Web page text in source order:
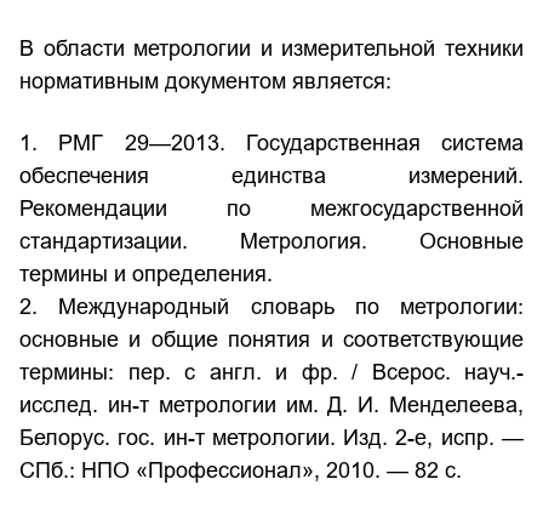
В области метрологии и измерительной техники
нормативным документом является:
1. РМГ 29—2013. Государственная система
обеспечения единства измерений.
Рекомендации по межгосударственной
стандартизации. Метрология. Основные
термины и определения.
2. Международный словарь по метрологии:
основные и общие понятия и соответствующие
термины: пер. с англ. и фр. / Всерос. науч.-
исслед. ин-т метрологии им. Д. И. Менделеева,
Белорус. гос. ин-т метрологии. Изд. 2-е, испр. —
СПб.: НПО «Профессионал», 2010. — 82 с.